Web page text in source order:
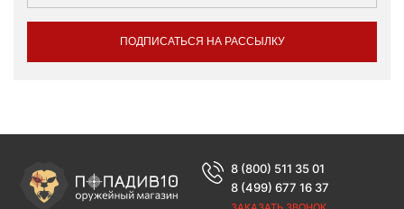
ПОДПИСАТЬСЯ НА РАССЫЛКУ
8 (800) 511 35 01
8 (499) 677 16 37